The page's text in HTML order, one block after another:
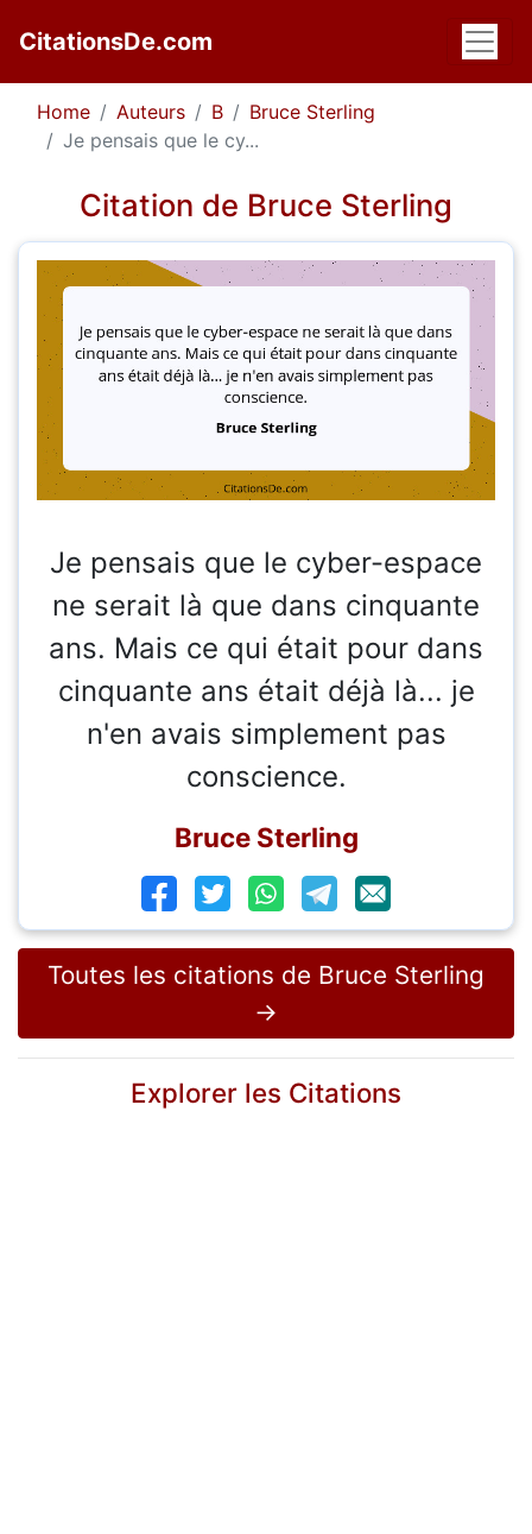
CitationsDe.com
Home Auteurs B
Bruce Sterling
Je pensais que le cy...
Citation de Bruce Sterling
Je pensais que le cyber-espace
ne serait là que dans cinquante
ans. Mais ce qui était pour dans
cinquante ans était déjà là... je
n'en avais simplement pas
conscience.
Bruce Sterling
Toutes les citations de Bruce Sterling
→
Explorer les Citations